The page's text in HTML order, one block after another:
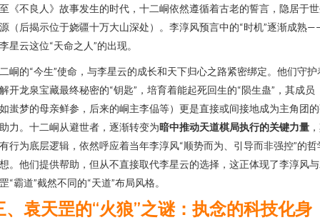
《不良人》故事发生的时代，十二峒依然遵循着古老的誓言，隐居于
（后揭示位于娆疆十万大山深处）。李淳风预言中的“时机”逐渐成熟
星云这位“天命之人”的出现。
峒的“今生”使命，与李星云的成长和天下归心之路紧密绑定。他们守护
开龙泉宝藏最终秘密的“钥匙”，培育着能起死回生的“陨生蛊”，其成员
蚩梦的母亲鲜参，后来的峒主李偘等）更是直接或间接地成为主角团
力。十二峒从避世者，逐渐转变为暗中推动天道棋局执行的关键力量
行为底层逻辑，依然呼应着当年李淳风“顺势而为、引导而非强控”的哲
。他们提供帮助，但从不直接取代李星云的选择，这正体现了李淳风
“霸道”截然不同的“天道”布局风格。
、袁天罡的“火狼”之谜：执念的科技化身